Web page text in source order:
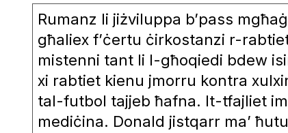
Rumanz li jiżviluppa b’pass
għaliex f’ċertu ċirkostanzi r-
mistenni tant li l-għoqiedi bdew
xi rabtiet kienu jmorru kontra
tal-futbol tajjeb ħafna. It-tfajliet
mediċina. Donald jistqarr ma’